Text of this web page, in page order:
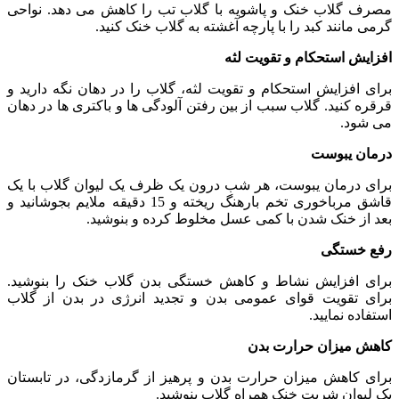
مصرف گلاب خنک و پاشویه با گلاب تب را کاهش می دهد. نواحی
گرمی مانند کبد را با پارچه آغشته به گلاب خنک کنید.
افزایش استحکام و تقویت لثه
برای افزایش استحکام و تقویت لثه، گلاب را در دهان نگه دارید و
قرقره کنید. گلاب سبب از بین رفتن آلودگی ها و باکتری ها در دهان
می شود.
درمان یبوست
برای درمان یبوست، هر شب درون یک ظرف یک لیوان گلاب با یک
قاشق مرباخوری تخم بارهنگ ریخته و 15 دقیقه ملایم بجوشانید و
بعد از خنک شدن با کمی عسل مخلوط کرده و بنوشید.
رفع خستگی
برای افزایش نشاط و کاهش خستگی بدن گلاب خنک را بنوشید.
برای تقویت قوای عمومی بدن و تجدید انرژی در بدن از گلاب
استفاده نمایید.
کاهش میزان حرارت بدن
برای کاهش میزان حرارت بدن و پرهیز از گرمازدگی، در تابستان
یک لیوان شربت خنک همراه گلاب بنوشید.